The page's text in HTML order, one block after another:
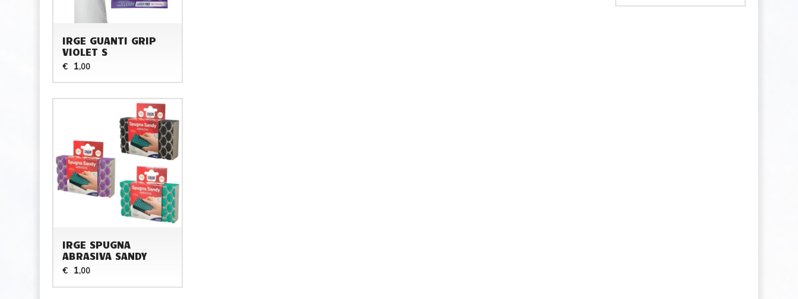
IRGE GUANTI GRIP
VIOLET S
€ 1,00
IRGE SPUGNA
ABRASIVA SANDY
€ 1,00